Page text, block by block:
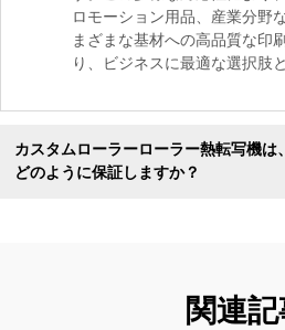
ロモーション用品、産業分野
まざまな基材への高品質な印
り、ビジネスに最適な選択肢
カスタムローラーローラー熱転写機は
どのように保証しますか？
関連